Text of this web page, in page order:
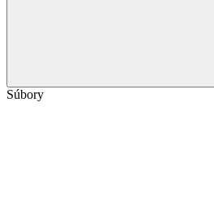
Súbory